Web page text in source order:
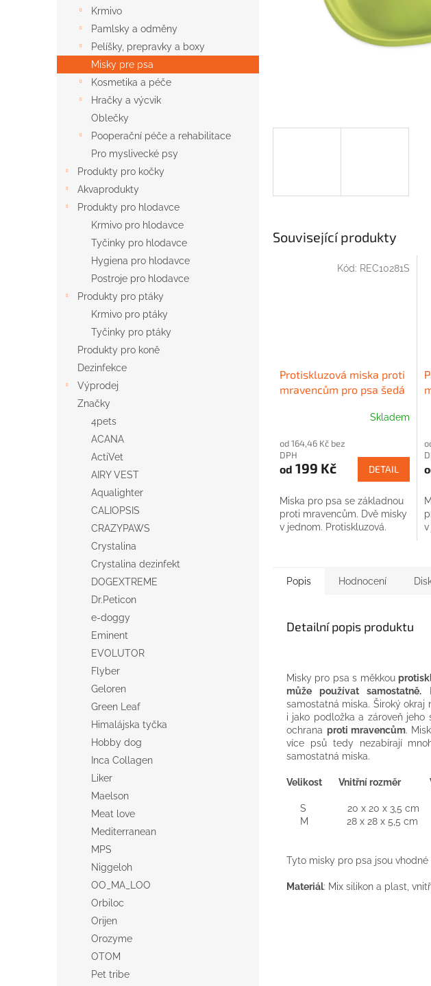
Krmivo
Pamlsky a odměny
Pelíšky, prepravky a boxy
Misky pre psa
Kosmetika a péče
Hračky a výcvik
Oblečky
Pooperační péče a rehabilitace
Pro myslivecké psy
Produkty pro kočky
Akvaprodukty
Produkty pro hlodavce
Krmivo pro hlodavce
Tyčinky pro hlodavce
Hygiena pro hlodavce
Postroje pro hlodavce
Produkty pro ptáky
Krmivo pro ptáky
Tyčinky pro ptáky
Produkty pro koně
Dezinfekce
Výprodej
Značky
4pets
ACANA
ActiVet
AIRY VEST
Aqualighter
CALIOPSIS
CRAZYPAWS
Crystalina
Crystalina dezinfekt
DOGEXTREME
Dr.Peticon
e-doggy
Eminent
EVOLUTOR
Flyber
Geloren
Green Leaf
Himalájska tyčka
Hobby dog
Inca Collagen
Liker
Maelson
Meat love
Mediterranean
MPS
Niggeloh
OO_MA_LOO
Orbiloc
Orijen
Orozyme
OTOM
Pet tribe
Související produkty
Protiskluzová miska proti
mravencům pro psa šedá
Skladem
od 164,46 Kč bez
DPH
od 199 Kč DETAIL
Miska pro psa se základnou
proti mravencům. Dvě misky
v jednom. Protiskluzová.
Kód: REC10281S
v
Popis Hodnocení
Detailní popis produktu
Misky pro psa s měkkou
může používat samostatně.
samostatná miska. Široký okraj
i jako podložka a zároveň
ochrana proti mravencům.
více psů tedy nezabírají
samostatná miska.
Velikost Vnitřní rozměr
S 20 x 20 x 3,5
M 28 x 28 x 5,5
Tyto misky pro psa jsou
Materiál: Mix silikon a plast,